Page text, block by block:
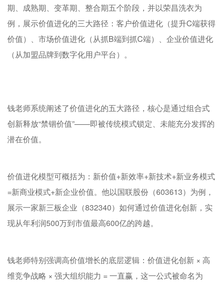
期、成熟期、变革期、整合期五个阶段，并以荣昌洗衣为
例，展示价值进化的三大路径：客户价值进化（提升C端获得
价值）、市场价值进化（从抓B端到抓C端）、企业价值进化
（从加盟品牌到数字化用户平台）。
钱老师系统阐述了价值进化的五大路径，核心是通过组合式
创新释放“禁锢价值”——即被传统模式锁定、未能充分发挥的
潜在价值。
价值进化模型可概括为：新价值+新效率+新技术+新业务模式
=新商业模式+新企业价值。他以国联股份（603613）为例，
展示一家新三板企业（832340）如何通过价值进化创新，实
现从年利润500万到市值最高600亿的跨越。
钱老师特别强调高价值增长的底层逻辑：价值进化创新 × 高
维竞争战略 × 强大组织能力 = 一直赢，这一公式被命名为